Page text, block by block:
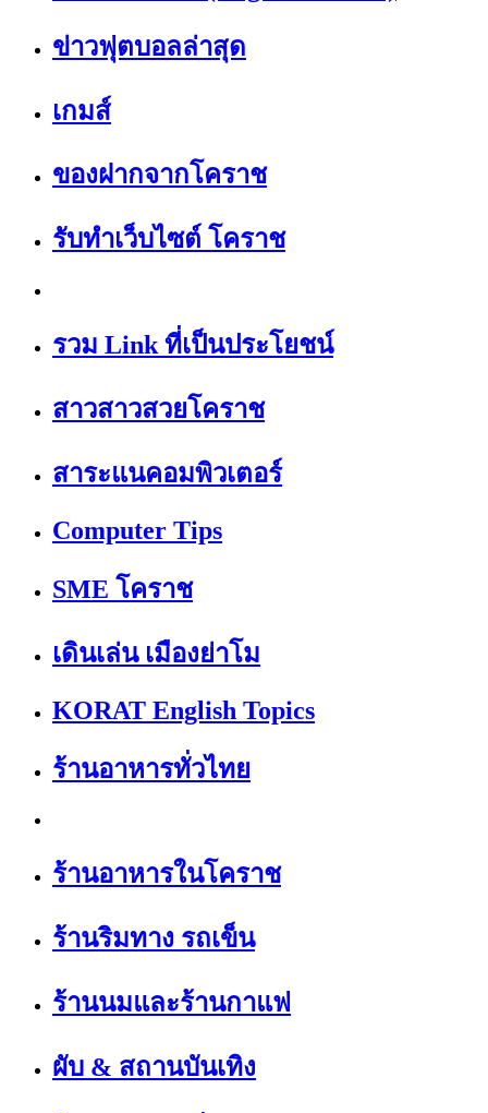
ข่าวฟุตบอลล่าสุด
เกมส์
ของฝากจากโคราช
รับทำเว็บไซต์ โคราช
รวม Link ที่เป็นประโยชน์
สาวสาวสวยโคราช
สาระแนคอมพิวเตอร์
Computer Tips
SME โคราช
เดินเล่น เมืองย่าโม
KORAT English Topics
ร้านอาหารทั่วไทย
ร้านอาหารในโคราช
ร้านริมทาง รถเข็น
ร้านนมและร้านกาแฟ
ผับ & สถานบันเทิง